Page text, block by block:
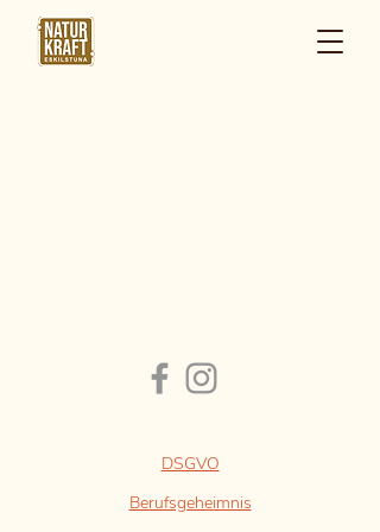
DSGVO
Berufsgeheimnis